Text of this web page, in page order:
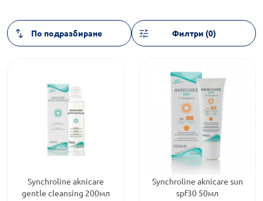
Филтри (0)
Synchroline aknicare
gentle cleansing 200мл
Synchroline aknicare sun
spf30 50мл